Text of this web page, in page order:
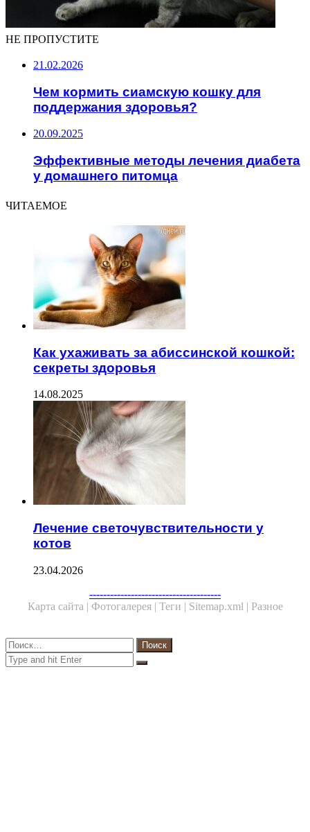
НЕ ПРОПУСТИТЕ
21.02.2026
Чем кормить сиамскую кошку для
поддержания здоровья?
20.09.2025
Эффективные методы лечения диабета
у домашнего питомца
ЧИТАЕМОЕ
Как ухаживать за абиссинской кошкой:
секреты здоровья
14.08.2025
Лечение светочувствительности у
котов
23.04.2026
--------------------------------------
Карта сайта | Фотогалерея | Теги | Sitemap.xml | Разное
Close
Найти:
Close
Search